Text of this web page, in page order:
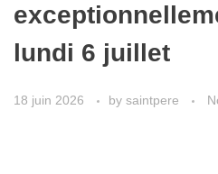
lundi 6 juillet
18 juin 2026 by saintpere